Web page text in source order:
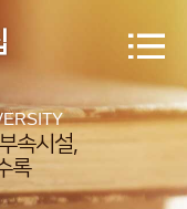
속시설,
록